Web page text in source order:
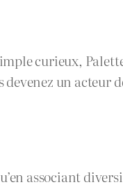
curieux,
devenez un
associant